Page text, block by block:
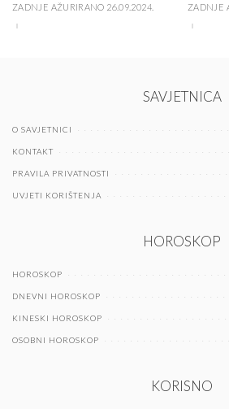
ZADNJE AŽURIRANO 26.09.2024. ZADNJE
SAVJETNICA
O SAVJETNICI
KONTAKT
PRAVILA PRIVATNOSTI
UVJETI KORIŠTENJA
HOROSKOP
HOROSKOP
DNEVNI HOROSKOP
KINESKI HOROSKOP
OSOBNI HOROSKOP
KORISNO